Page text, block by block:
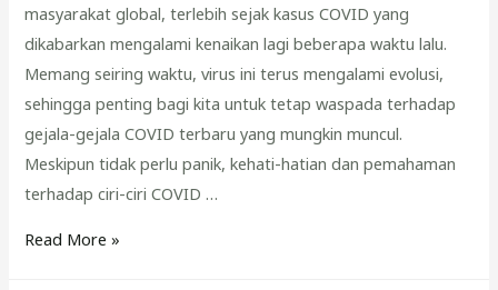
masyarakat global, terlebih sejak kasus COVID yang
dikabarkan mengalami kenaikan lagi beberapa waktu lalu.
Memang seiring waktu, virus ini terus mengalami evolusi,
sehingga penting bagi kita untuk tetap waspada terhadap
gejala-gejala COVID terbaru yang mungkin muncul.
Meskipun tidak perlu panik, kehati-hatian dan pemahaman
terhadap ciri-ciri COVID …
Tidak
Read More »